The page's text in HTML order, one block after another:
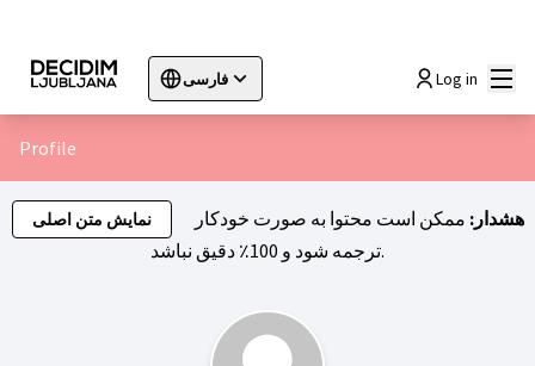
فارسی
Sprache wählen Choisir la langue
Log in
Profile
نمایش متن اصلی هشدار: ممکن است محتوا به صورت خودکار
ترجمه شود و 100٪ دقیق نباشد.